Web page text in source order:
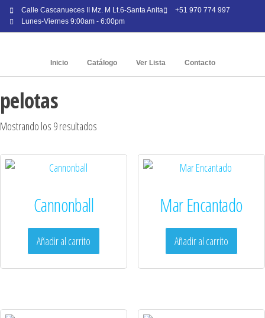
Calle Cascanueces II Mz. M Lt.6-Santa Anita
+51 970 774 997
Lunes-Viernes 9:00am - 6:00pm
Inicio Catálogo Ver Lista Contacto
pelotas
Mostrando los 9 resultados
Cannonball
Añadir al carrito
Mar Encantado
Añadir al carrito